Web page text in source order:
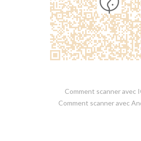
Comment scanner avec
Comment scanner avec